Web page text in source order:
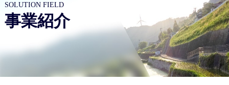
SOLUTION FIELD
事業紹介